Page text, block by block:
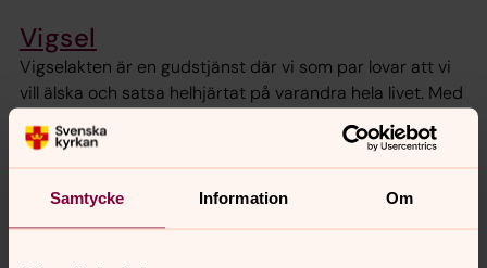
Samtycke Information Om
Vigsel
Vigselakten är en gudstjänst där vi som par lovar att vi
vill älska och satsa helhjärtat på varandra hela livet. Med
äktenskapet vill vi fästa vår gemenskap i något som är
mer hållbart och pålitligt än våra flyktiga känslor. Vi ber
att kärleken alltid ska finnas mellan oss i våra liv. Gud är
kärleken och all kärlek har ytterst sitt ursprung i Gud.